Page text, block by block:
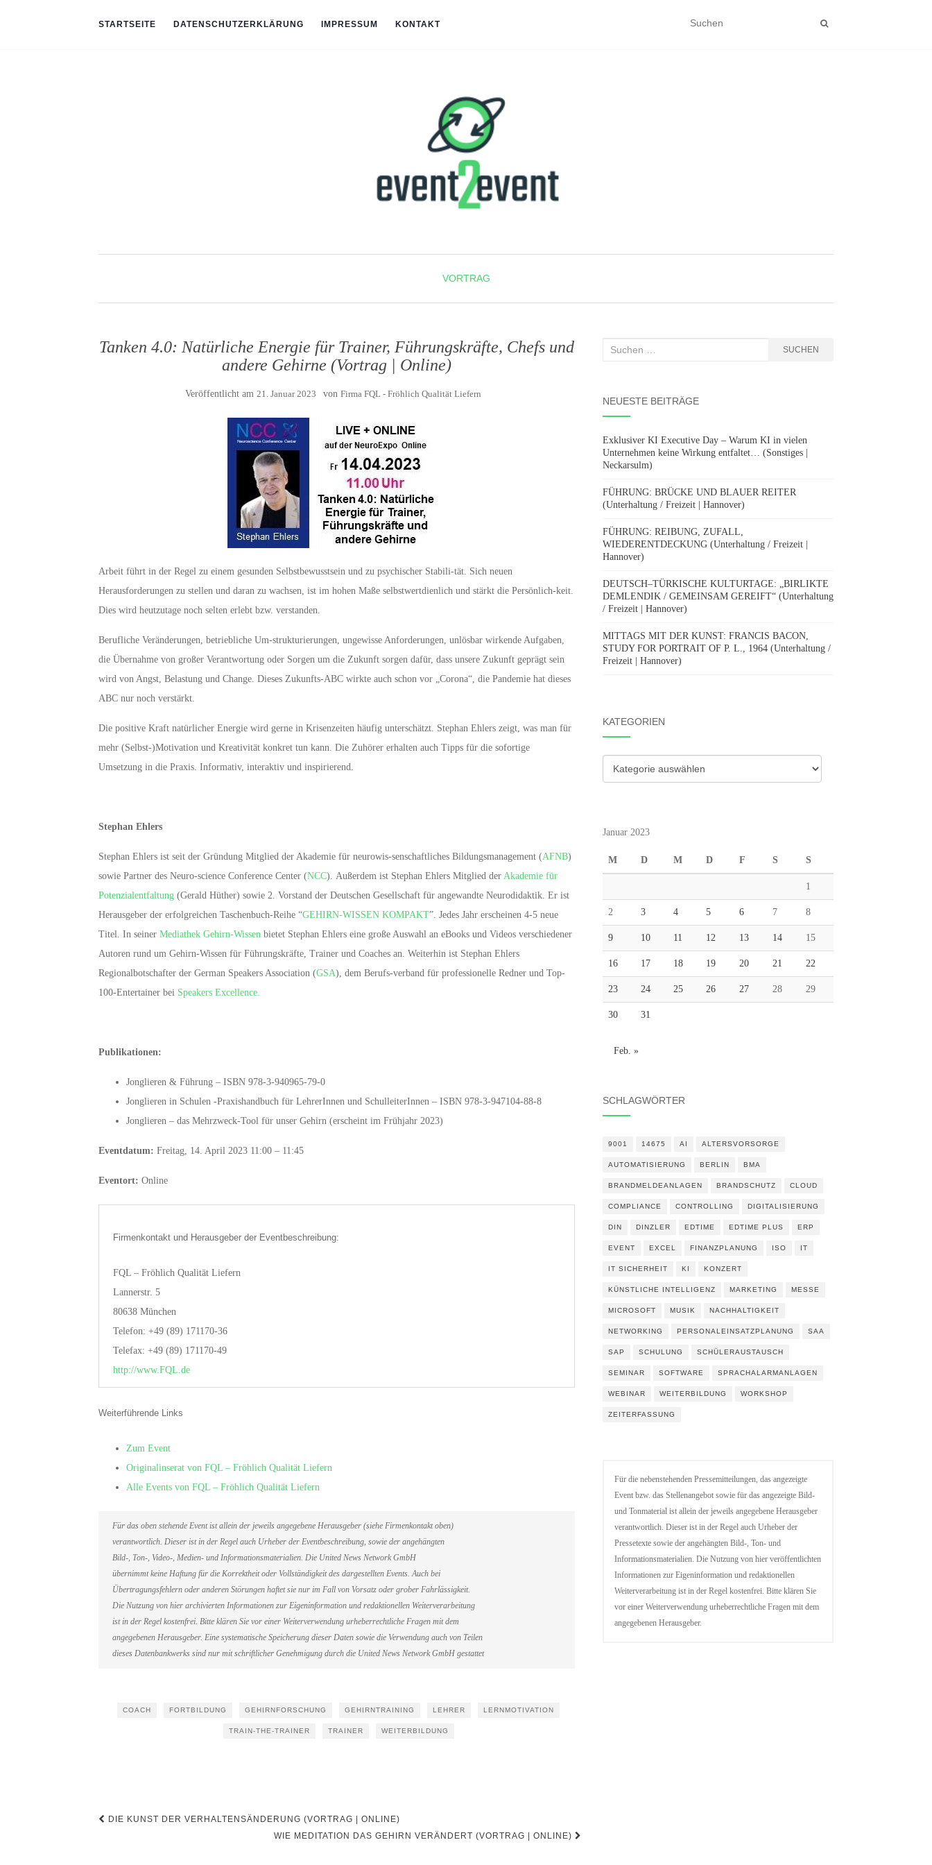
STARTSEITE DATENSCHUTZERKLÄRUNG IMPRESSUM KONTAKT
VORTRAG
Tanken 4.0: Natürliche Energie für Trainer, Führungskräfte, Chefs und
andere Gehirne (Vortrag | Online)
Veröffentlicht am 21. Januar 2023 von Firma FQL - Fröhlich Qualität Liefern
Arbeit führt in der Regel zu einem gesunden Selbstbewusstsein und zu psychischer Stabili-tät. Sich neuen
Herausforderungen zu stellen und daran zu wachsen, ist im hohen Maße selbstwertdienlich und stärkt die Persönlich-keit.
Dies wird heutzutage noch selten erlebt bzw. verstanden.
Berufliche Veränderungen, betriebliche Um-strukturierungen, ungewisse Anforderungen, unlösbar wirkende Aufgaben,
die Übernahme von großer Verantwortung oder Sorgen um die Zukunft sorgen dafür, dass unsere Zukunft geprägt sein
wird von Angst, Belastung und Change. Dieses Zukunfts-ABC wirkte auch schon vor „Corona“, die Pandemie hat dieses
ABC nur noch verstärkt.
Die positive Kraft natürlicher Energie wird gerne in Krisenzeiten häufig unterschätzt. Stephan Ehlers zeigt, was man für
mehr (Selbst-)Motivation und Kreativität konkret tun kann. Die Zuhörer erhalten auch Tipps für die sofortige
Umsetzung in die Praxis. Informativ, interaktiv und inspirierend.
Stephan Ehlers
Stephan Ehlers ist seit der Gründung Mitglied der Akademie für neurowis-senschaftliches Bildungsmanagement (AFNB)
sowie Partner des Neuro-science Conference Center (NCC). Außerdem ist Stephan Ehlers Mitglied der Akademie für
Potenzialentfaltung (Gerald Hüther) sowie 2. Vorstand der Deutschen Gesellschaft für angewandte Neurodidaktik. Er ist
Herausgeber der erfolgreichen Taschenbuch-Reihe “GEHIRN-WISSEN KOMPAKT”. Jedes Jahr erscheinen 4-5 neue
Titel. In seiner Mediathek Gehirn-Wissen bietet Stephan Ehlers eine große Auswahl an eBooks und Videos verschiedener
Autoren rund um Gehirn-Wissen für Führungskräfte, Trainer und Coaches an. Weiterhin ist Stephan Ehlers
Regionalbotschafter der German Speakers Association (GSA), dem Berufs-verband für professionelle Redner und Top-
100-Entertainer bei Speakers Excellence.
Publikationen:
Jonglieren & Führung – ISBN 978-3-940965-79-0
Jonglieren in Schulen -Praxishandbuch für LehrerInnen und SchulleiterInnen – ISBN 978-3-947104-88-8
Jonglieren – das Mehrzweck-Tool für unser Gehirn (erscheint im Frühjahr 2023)
Eventdatum: Freitag, 14. April 2023 11:00 – 11:45
Eventort: Online
Firmenkontakt und Herausgeber der Eventbeschreibung:
FQL – Fröhlich Qualität Liefern
Lannerstr. 5
80638 München
Telefon: +49 (89) 171170-36
Telefax: +49 (89) 171170-49
http://www.FQL.de
Weiterführende Links
Zum Event
Originalinserat von FQL – Fröhlich Qualität Liefern
Alle Events von FQL – Fröhlich Qualität Liefern
Für das oben stehende Event ist allein der jeweils angegebene Herausgeber (siehe Firmenkontakt oben)
verantwortlich. Dieser ist in der Regel auch Urheber der Eventbeschreibung, sowie der angehängten
Bild-, Ton-, Video-, Medien- und Informationsmaterialien. Die United News Network GmbH
übernimmt keine Haftung für die Korrektheit oder Vollständigkeit des dargestellten Events. Auch bei
Übertragungsfehlern oder anderen Störungen haftet sie nur im Fall von Vorsatz oder grober Fahrlässigkeit.
Die Nutzung von hier archivierten Informationen zur Eigeninformation und redaktionellen Weiterverarbeitung
ist in der Regel kostenfrei. Bitte klären Sie vor einer Weiterverwendung urheberrechtliche Fragen mit dem
angegebenen Herausgeber. Eine systematische Speicherung dieser Daten sowie die Verwendung auch von Teilen
dieses Datenbankwerks sind nur mit schriftlicher Genehmigung durch die United News Network GmbH gestattet
COACH FORTBILDUNG GEHIRNFORSCHUNG GEHIRNTRAINING LEHRER LERNMOTIVATION
TRAIN-THE-TRAINER TRAINER WEITERBILDUNG
Beitragsnavigation
DIE KUNST DER VERHALTENSÄNDERUNG (VORTRAG | ONLINE)
WIE MEDITATION DAS GEHIRN VERÄNDERT (VORTRAG | ONLINE)
Suchen
SUCHEN
NEUESTE BEITRÄGE
Exklusiver KI Executive Day – Warum KI in vielen
Unternehmen keine Wirkung entfaltet… (Sonstiges |
Neckarsulm)
FÜHRUNG: BRÜCKE UND BLAUER REITER
(Unterhaltung / Freizeit | Hannover)
FÜHRUNG: REIBUNG, ZUFALL,
WIEDERENTDECKUNG (Unterhaltung / Freizeit |
Hannover)
DEUTSCH–TÜRKISCHE KULTURTAGE: „BIRLIKTE
DEMLENDIK / GEMEINSAM GEREIFT“ (Unterhaltung
/ Freizeit | Hannover)
MITTAGS MIT DER KUNST: FRANCIS BACON,
STUDY FOR PORTRAIT OF P. L., 1964 (Unterhaltung /
Freizeit | Hannover)
KATEGORIEN
Kategorien
Januar 2023
M D M D F S S
1
2 3 4 5 6 7 8
9 10 11 12 13 14 15
16 17 18 19 20 21 22
23 24 25 26 27 28 29
30 31
Feb. »
SCHLAGWÖRTER
9001 14675 AI ALTERSVORSORGE
AUTOMATISIERUNG BERLIN BMA
BRANDMELDEANLAGEN BRANDSCHUTZ CLOUD
COMPLIANCE CONTROLLING DIGITALISIERUNG
DIN DINZLER EDTIME EDTIME PLUS ERP
EVENT EXCEL FINANZPLANUNG ISO IT
IT SICHERHEIT KI KONZERT
KÜNSTLICHE INTELLIGENZ MARKETING MESSE
MICROSOFT MUSIK NACHHALTIGKEIT
NETWORKING PERSONALEINSATZPLANUNG SAA
SAP SCHULUNG SCHÜLERAUSTAUSCH
SEMINAR SOFTWARE SPRACHALARMANLAGEN
WEBINAR WEITERBILDUNG WORKSHOP
ZEITERFASSUNG
Für die nebenstehenden Pressemitteilungen, das angezeigte
Event bzw. das Stellenangebot sowie für das angezeigte Bild-
und Tonmaterial ist allein der jeweils angegebene Herausgeber
verantwortlich. Dieser ist in der Regel auch Urheber der
Pressetexte sowie der angehängten Bild-, Ton- und
Informationsmaterialien. Die Nutzung von hier veröffentlichten
Informationen zur Eigeninformation und redaktionellen
Weiterverarbeitung ist in der Regel kostenfrei. Bitte klären Sie
vor einer Weiterverwendung urheberrechtliche Fragen mit dem
angegebenen Herausgeber.